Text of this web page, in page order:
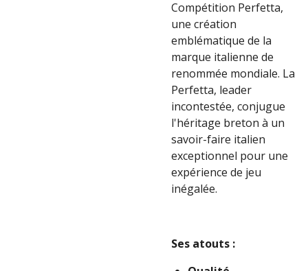
Compétition Perfetta,
une création
emblématique de la
marque italienne de
renommée mondiale. La
Perfetta, leader
incontestée, conjugue
l'héritage breton à un
savoir-faire italien
exceptionnel pour une
expérience de jeu
inégalée.
Ses atouts :